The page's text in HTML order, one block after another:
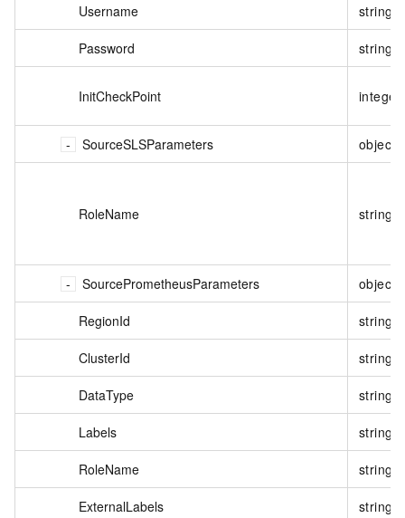
Username string
Password string
InitCheckPoint integer
SourceSLSParameters object
RoleName string
SourcePrometheusParameters object
RegionId string
ClusterId string
DataType string
Labels string
RoleName string
ExternalLabels string